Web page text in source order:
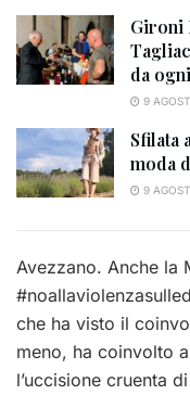
Gironi
da
9
Sfilata
moda
9
Avezzano. Anche la
che ha visto il
meno, ha coinvolto
l’uccisione cruenta